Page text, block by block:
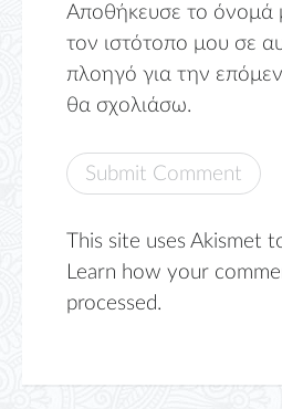
Αποθήκευσε το όνομά
τον ιστότοπο μου σε
πλοηγό για την
θα σχολιάσω.
This site uses Akismet
Learn how your
processed.